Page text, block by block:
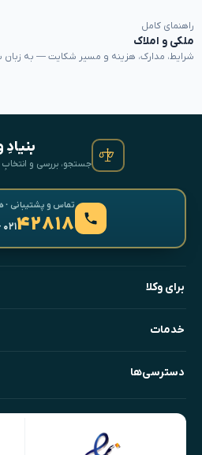
راهنمای کامل
ملکی و املاک
شرایط، مدارک، هزینه و مسیر شکایت — به زبان
بنیادِ
جستجو، بررسی و انتخابِ
تماس و پشتیبانی ·
۴۲۸۱۸-
برای وکلا
خدمات
دسترسی‌ها